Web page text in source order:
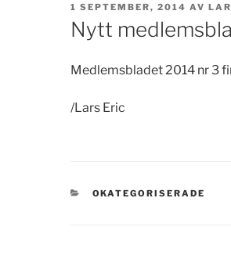
PUBLICERAT
1 SEPTEMBER, 2014 AV
Nytt
Medlemsbladet 2014 nr 3
/Lars Eric
KATEGORIER
OKATEGORISERADE